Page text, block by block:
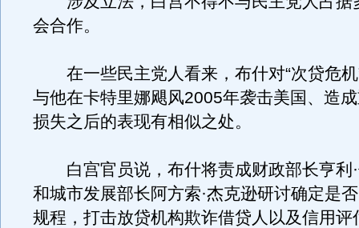
会合作。
在一些民主党人看来，布什对“次贷危机
与他在卡特里娜飓风2005年袭击美国、造
损失之后的表现有相似之处。
白宫官员说，布什将责成财政部长亨利·
和城市发展部长阿方索·杰克逊研讨确定是
规程，打击放贷机构欺诈借贷人以及信用评